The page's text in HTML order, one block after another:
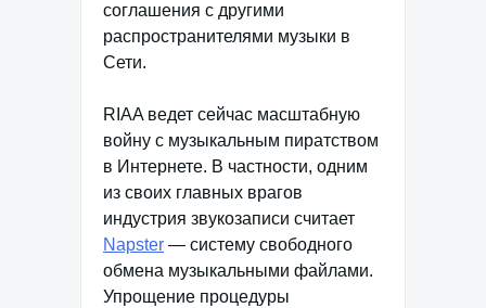
соглашения c другими
распространителями музыки в
Сети.
RIAA ведет сейчас масштабную
войну с музыкальным пиратством
в Интернете. В частности, одним
из своих главных врагов
индустрия звукозаписи считает
Napster — систему свободного
обмена музыкальными файлами.
Упрощение процедуры